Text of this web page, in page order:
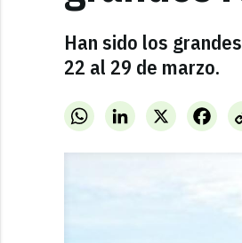
Han sido los
22 al 29 de marzo.
WhatsAppLinkedInX